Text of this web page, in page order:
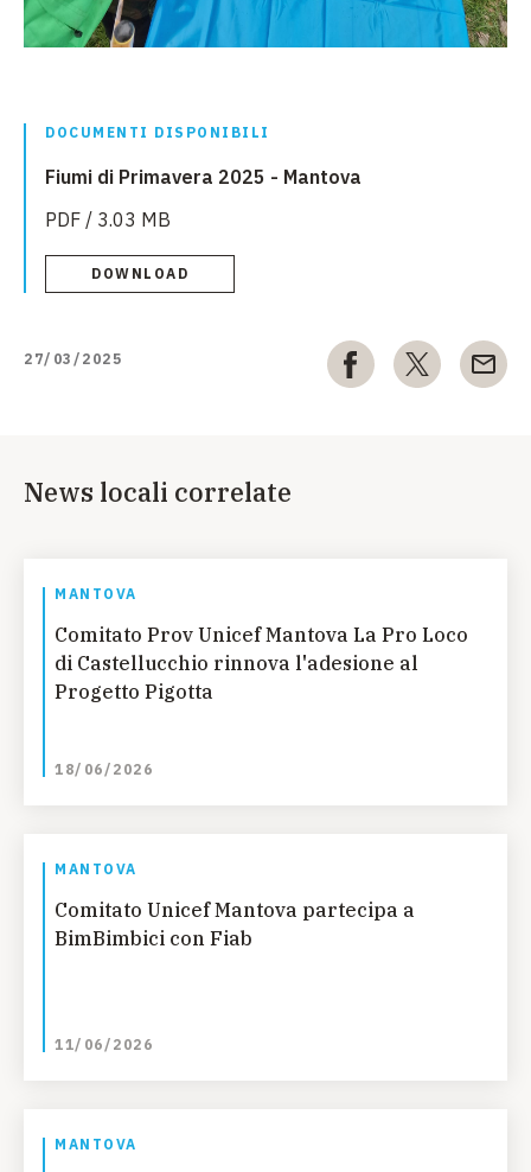
DOCUMENTI DISPONIBILI
Fiumi di Primavera 2025 - Mantova
PDF / 3.03 MB
DOWNLOAD
27/03/2025
News locali correlate
MANTOVA
Comitato Prov Unicef Mantova La Pro Loco
di Castellucchio rinnova l'adesione al
Progetto Pigotta
18/06/2026
MANTOVA
Comitato Unicef Mantova partecipa a
BimBimbici con Fiab
11/06/2026
MANTOVA